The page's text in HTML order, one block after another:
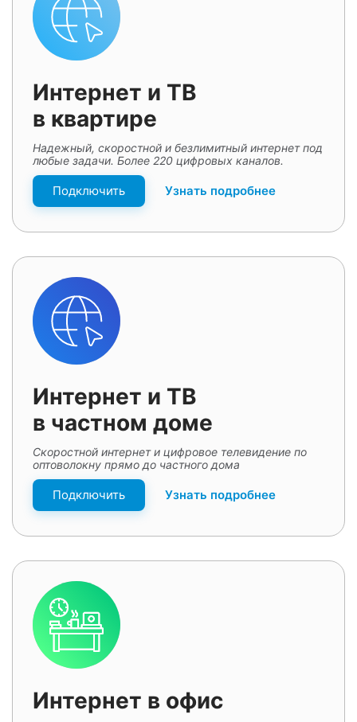
Интернет и ТВ
в квартире
Надежный, скоростной и безлимитный интернет под
любые задачи. Более 220 цифровых каналов.
Подключить Узнать подробнее
Интернет и ТВ
в частном доме
Скоростной интернет и цифровое телевидение по
оптоволокну прямо до частного дома
Подключить Узнать подробнее
Интернет в офис